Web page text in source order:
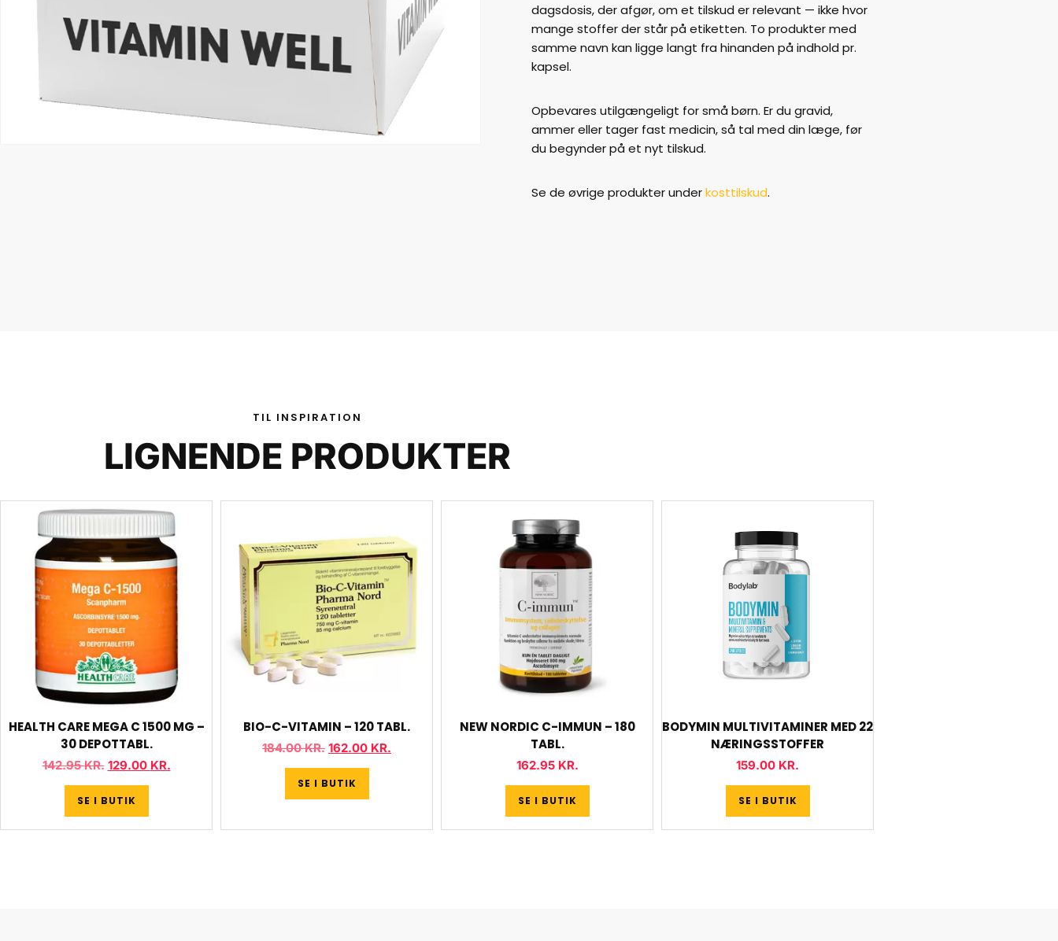
dagsdosis, der afgør, om et tilskud er relevant — ikke hvor
mange stoffer der står på etiketten. To produkter med
samme navn kan ligge langt fra hinanden på indhold pr.
kapsel.
Opbevares utilgængeligt for små børn. Er du gravid,
ammer eller tager fast medicin, så tal med din læge, før
du begynder på et nyt tilskud.
Se de øvrige produkter underkosttilskud.
TIL INSPIRATION
LIGNENDE PRODUKTER
HEALTH CARE MEGA C 1500 MG –
30 DEPOTTABL.
142.95KR. 129.00 KR.
SE I BUTIK
BIO-C-VITAMIN – 120 TABL.
184.00KR. 162.00 KR.
SE I BUTIK
NEW NORDIC C-IMMUN – 180
TABL.
162.95 KR.
SE I BUTIK
BODYMIN MULTIVITAMINER MED 22
NÆRINGSSTOFFER
159.00 KR.
SE I BUTIK